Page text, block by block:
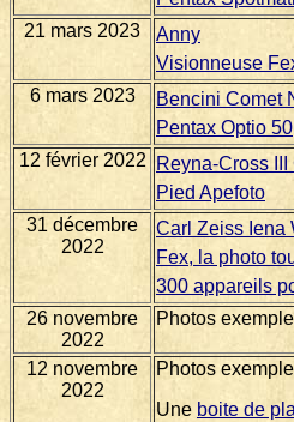
21 mars 2023
Anny
Visionneuse
6 mars 2023
Bencini Comet
Pentax Optio 50
12 février 2022
Reyna-Cross
Pied Apefoto
31 décembre
2022
Carl Zeiss Iena
Fex, la photo
300 appareils
26 novembre
2022
Photos
12 novembre
2022
Photos
Une boite de